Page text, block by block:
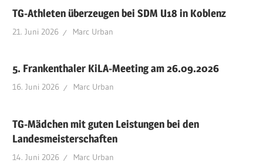
TG-Athleten überzeugen bei SDM U18 in Koblenz
21. Juni 2026 Marc Urban
5. Frankenthaler KiLA-Meeting am 26.09.2026
16. Juni 2026 Marc Urban
TG-Mädchen mit guten Leistungen bei den
Landesmeisterschaften
14. Juni 2026 Marc Urban